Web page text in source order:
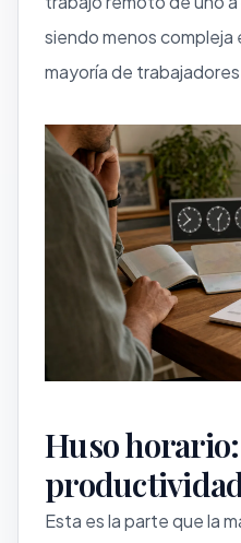
siendo menos compleja
mayoría de
Huso
Esta es la parte que la